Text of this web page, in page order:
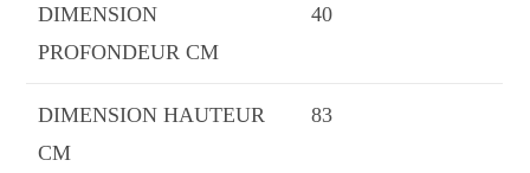
DIMENSION
PROFONDEUR CM
40
DIMENSION HAUTEUR
CM
83